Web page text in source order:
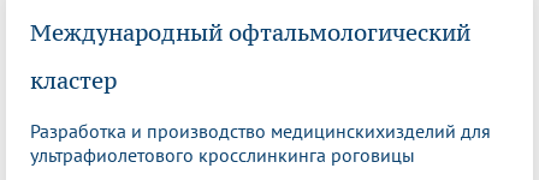
Международный офтальмологический
кластер
Разработка и производство медицинскихизделий для
ультрафиолетового кросслинкинга роговицы